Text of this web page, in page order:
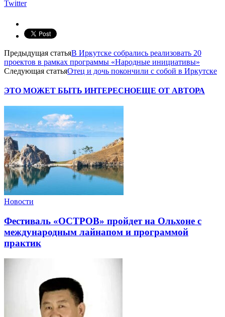
Twitter
Предыдущая статьяВ Иркутске собрались реализовать 20
проектов в рамках программы «Народные инициативы»
Следующая статьяОтец и дочь покончили с собой в Иркутске
ЭТО МОЖЕТ БЫТЬ ИНТЕРЕСНОЕЩЕ ОТ АВТОРА
Новости
Фестиваль «ОСТРОВ» пройдет на Ольхоне с
международным лайнапом и программой
практик